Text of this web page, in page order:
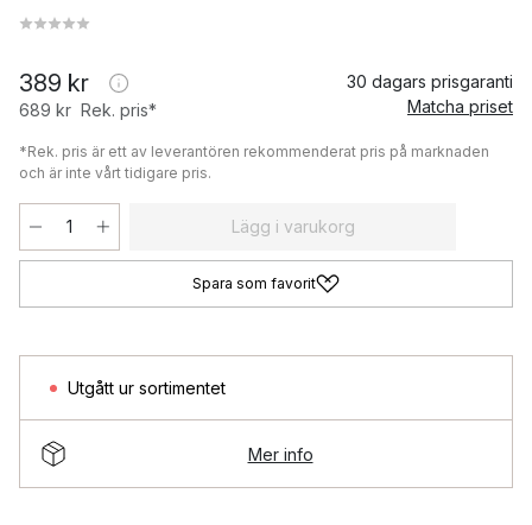
389 kr
689 kr Rek. pris*
30 dagars prisgaranti
Matcha priset
*Rek. pris är ett av leverantören rekommenderat pris på marknaden
och är inte vårt tidigare pris.
Lägg i varukorg
Spara som favorit
Utgått ur sortimentet
Mer info